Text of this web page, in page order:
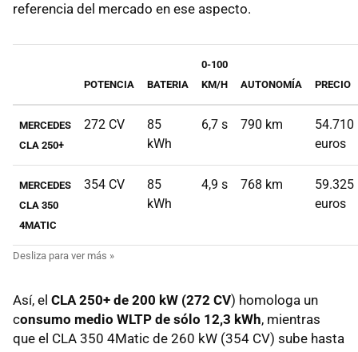
referencia del mercado en ese aspecto.
POTENCIA BATERIA
0-100
KM/H
AUTONOMÍA PRECIO
MERCEDES
CLA 250+
272 CV
85
kWh
6,7 s 790 km
54.710
euros
MERCEDES
CLA 350
4MATIC
354 CV
85
kWh
4,9 s 768 km
59.325
euros
Así, el CLA 250+ de 200 kW (272 CV) homologa un
consumo medio WLTP de sólo 12,3 kWh, mientras
que el CLA 350 4Matic de 260 kW (354 CV) sube hasta